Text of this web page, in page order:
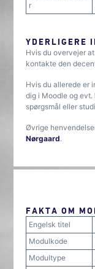
r
YDERLIGERE
Hvis du overvejer
kontakte den
Hvis du allerede er
dig i Moodle og
spørgsmål eller
Øvrige
Nørgaard.
FAKTA OM
Engelsk titel
Modulkode
Modultype